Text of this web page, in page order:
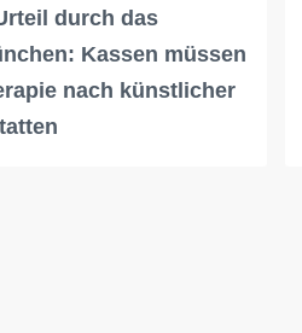
durch das
Kassen müssen
nach künstlicher